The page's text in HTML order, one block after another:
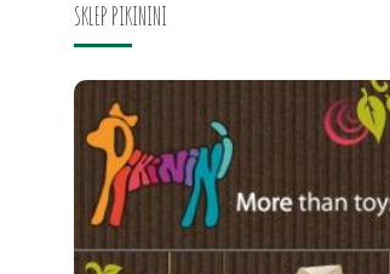
SKLEP PIKININI